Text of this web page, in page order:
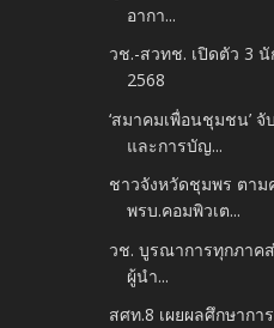
อากา...
วช.-สวทช. เปิดตัว 3
2568
‘สมาคมเพื่อนชุมชน’
และการบัญ...
ชาวจังหวัดชุมพร ตา
พรบ.คอมพิวเต...
วช. บูรณาการทุกภาค
ผู้นำ...
สศท.8 เผยผลศึกษากา